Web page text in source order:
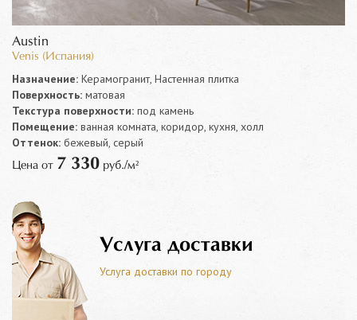
Austin
Venis (Испания)
Назначение: Керамогранит, Настенная плитка
Поверхность: матовая
Текстура поверхности: под камень
Помещение: ванная комната, коридор, кухня, холл
Оттенок: бежевый, серый
Цена от 7 330 руб./м²
Услуга доставки
Услуга доставки по городу